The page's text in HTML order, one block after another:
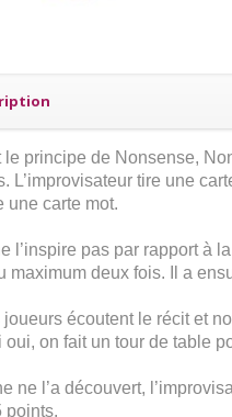
le principe de Nonsense,
L’improvisateur tire une
une carte mot.
l’inspire pas par rapport à
maximum deux fois. Il a
joueurs écoutent le récit et
oui, on fait un tour de table
ne l’a découvert,
points.